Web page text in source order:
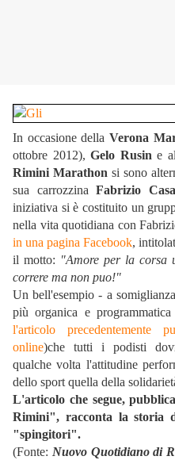
In occasione dellaVerona
ottobre 2012),Gelo Rusin e
Rimini Marathon si sono
sua carrozzina Fabrizio
iniziativa si è costituito un
nella vita quotidiana con
in una pagina Facebook,
il motto: "Amore per la corsa
correre ma non puo!"
Un bell'esempio - a
più organica e
l'articolo precedentemente
online)che tutti i podisti
qualche volta l'attitudine
dello sport quella della
L'articolo che segue,
Rimini", racconta la storia
"spingitori".
(Fonte: Nuovo Quotidiano di